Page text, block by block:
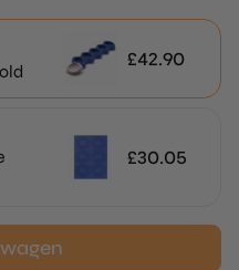
£42.90
£30.05